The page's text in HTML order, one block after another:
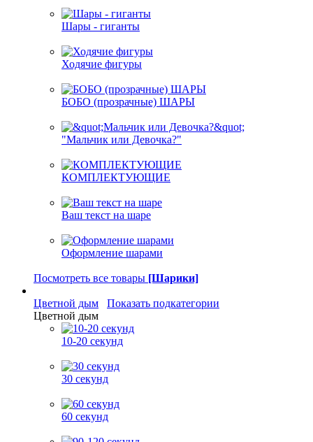
Шары - гиганты
Ходячие фигуры
БОБО (прозрачные) ШАРЫ
"Мальчик или Девочка?"
КОМПЛЕКТУЮЩИЕ
Ваш текст на шаре
Оформление шарами
Посмотреть все товары [Шарики]
Цветной дым
Показать подкатегории
Цветной дым
10-20 секунд
30 секунд
60 секунд